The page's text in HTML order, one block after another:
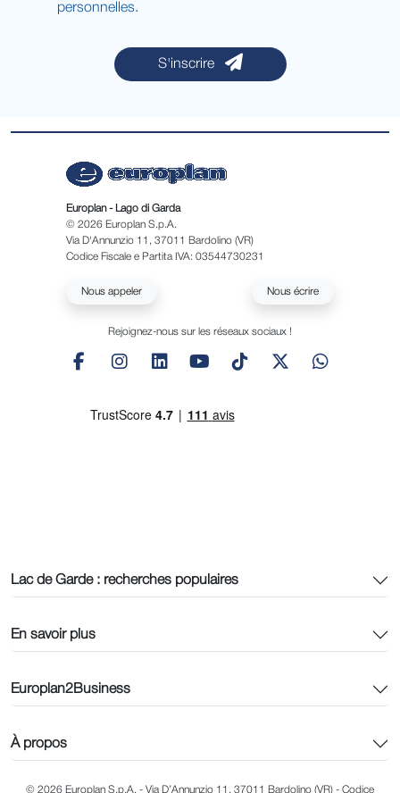
personnelles.
S'inscrire
Lac de Garde : recherches populaires
En savoir plus
Europlan2Business
À propos
Europlan - Lago di Garda
© 2026 Europlan S.p.A.
Via D'Annunzio 11, 37011 Bardolino (VR)
Codice Fiscale e Partita IVA: 03544730231
Nous appeler Nous écrire
Rejoignez-nous sur les réseaux sociaux !
© 2026 Europlan S.p.A. - Via D’Annunzio 11, 37011 Bardolino (VR) - Codice